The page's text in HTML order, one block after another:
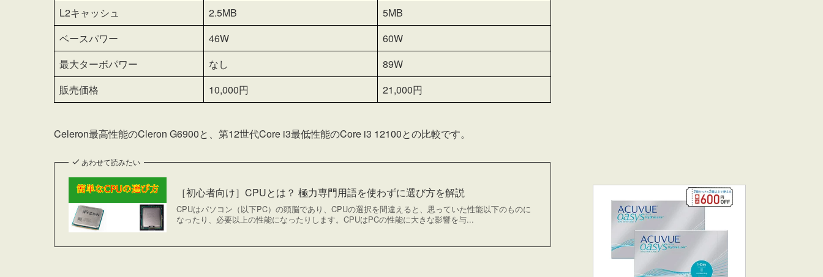
L2キャッシュ
2.5MB
5MB
ベースパワー
46W
60W
最大ターボパワー
なし
89W
販売価格
10,000円 21,000円
Celeron最高性能のCleron G6900と、第12世代Core i3最低性能のCore i3 12100との比較です。
あわせて読みたい
［初心者向け］CPUとは？ 極力専門用語を使わずに選び方を解説
CPUはパソコン（以下PC）の頭脳であり、CPUの選択を間違えると、思っていた性能以下のものに
なったり、必要以上の性能になったりします。CPUはPCの性能に大きな影響を与...